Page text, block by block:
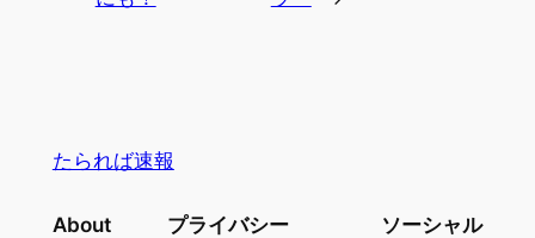
たられば速報
About プライバシー ソーシャル